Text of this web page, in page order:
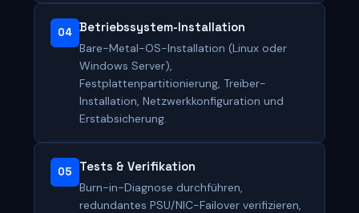
04 Betriebssystem-Installation
Bare-Metal-OS-Installation (Linux oder
Windows Server),
Festplattenpartitionierung, Treiber-
Installation, Netzwerkkonfiguration und
Erstabsicherung.
05 Tests & Verifikation
Burn-in-Diagnose durchführen,
redundantes PSU/NIC-Failover verifizieren,